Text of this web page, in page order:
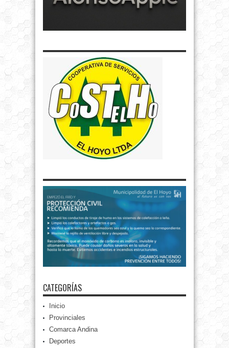
CATEGORÍAS
Inicio
Provinciales
Comarca Andina
Deportes